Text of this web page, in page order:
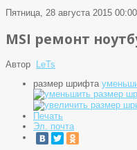
Пятница, 28 августа 2015 00:00
MSI ремонт
Автор
LeTs
размер шрифта
Печать
Эл. почта